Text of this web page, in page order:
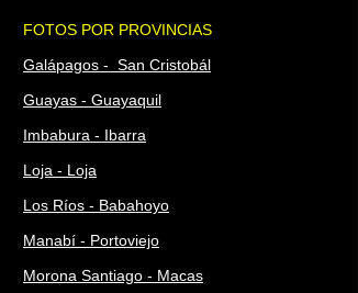
FOTOS POR PROVINCIAS
Galápagos - San Cristobál
Guayas - Guayaquil
Imbabura - Ibarra
Loja - Loja
Los Ríos - Babahoyo
Manabí - Portoviejo
Morona Santiago - Macas